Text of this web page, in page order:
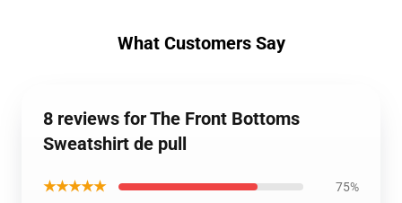
What Customers Say
8 reviews for The Front Bottoms
Sweatshirt de pull
★★★★★ 75%